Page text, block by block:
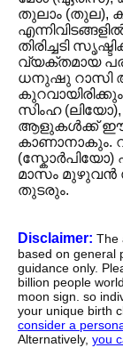
തുലാം (തുല),
തിരിച്ചടി
വ്യക്തമായ
ധനുഷു റാസി
സിംഹ (ലിയോ),
ആളുകൾക്ക് ഈ
കാണാനാകും.
(സ്കോർപിയോ)
മാസം മുഴുവൻ
തുടരും.
Disclaimer: The
based on general
guidance only.
billion people
moon sign. so
your unique birth
consider a
Alternatively, you